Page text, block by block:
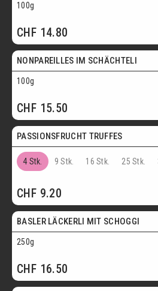
100g
CHF 14.80
Postversand
NONPAREILLES IM SCHÄCHTELI
100g
CHF 15.50
Postversand
PASSIONSFRUCHT TRUFFES
4 Stk. 9 Stk. 16 Stk. 25 Stk.
CHF 9.20
Vegetarisch
BASLER LÄCKERLI MIT SCHOGGI
250g
CHF 16.50
Vegetarisch